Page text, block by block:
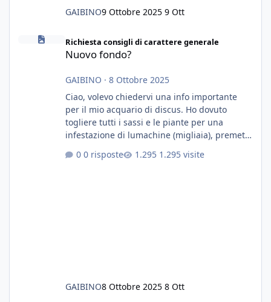
GAIBINO9 Ottobre 2025 9 Ott
Nuovo fondo?
Richiesta consigli di carattere generale
Nuovo fondo?
GAIBINO · 8 Ottobre 2025
Ciao, volevo chiedervi una info importante
per il mio acquario di discus. Ho dovuto
togliere tutti i sassi e le piante per una
infestazione di lumachine (migliaia), premetto
cardinali, e tre pulitori in una vasca con 200
0 risposte 1.295 visite
GAIBINO8 Ottobre 2025 8 Ott